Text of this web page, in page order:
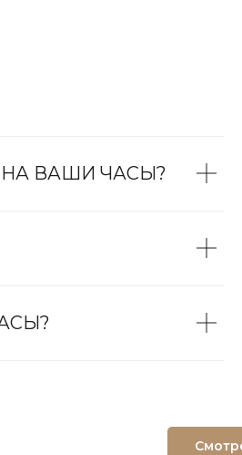
ВАШИ ЧАСЫ?